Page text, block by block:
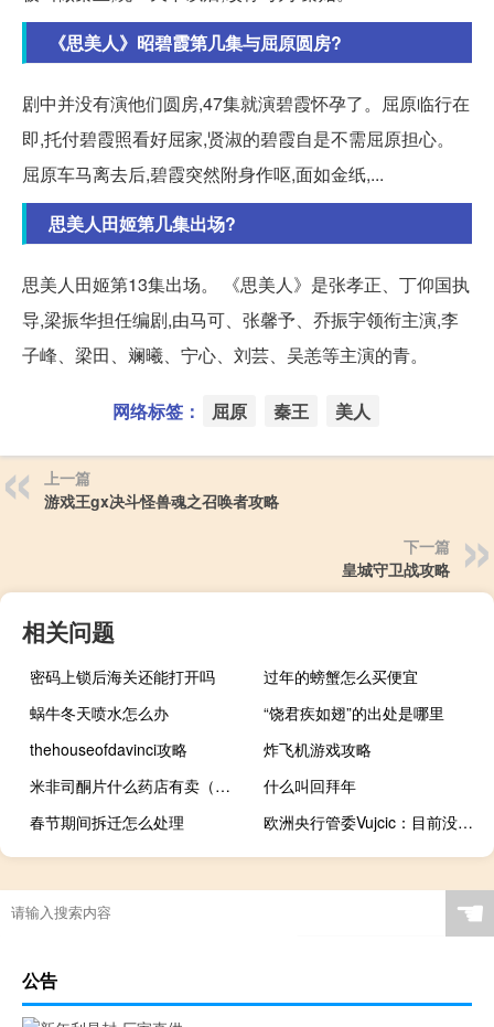
《思美人》昭碧霞第几集与屈原圆房?
剧中并没有演他们圆房,47集就演碧霞怀孕了。屈原临行在
即,托付碧霞照看好屈家,贤淑的碧霞自是不需屈原担心。
屈原车马离去后,碧霞突然附身作呕,面如金纸,...
思美人田姬第几集出场?
思美人田姬第13集出场。 《思美人》是张孝正、丁仰国执
导,梁振华担任编剧,由马可、张馨予、乔振宇领衔主演,李
子峰、梁田、斓曦、宁心、刘芸、吴恙等主演的青。
网络标签： 屈原 秦王 美人
上一篇
游戏王gx决斗怪兽魂之召唤者攻略
下一篇
皇城守卫战攻略
相关问题
密码上锁后海关还能打开吗
过年的螃蟹怎么买便宜
蜗牛冬天喷水怎么办
“饶君疾如翅”的出处是哪里
thehouseofdavinci攻略
炸飞机游戏攻略
米非司酮片什么药店有卖（米非司酮片药店有卖吗）
什么叫回拜年
春节期间拆迁怎么处理
欧洲央行管委Vujcic：目前没有明显的工资压力
☚
公告